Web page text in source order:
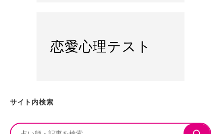
恋愛心理テスト
サイト内検索